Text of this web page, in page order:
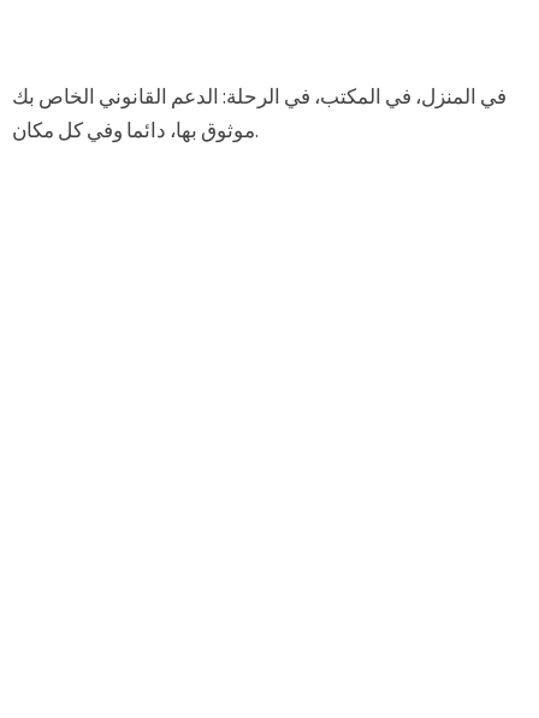
في المنزل، في المكتب، في الرحلة: الدعم القانوني الخاص بك
موثوق بها، دائما وفي كل مكان.